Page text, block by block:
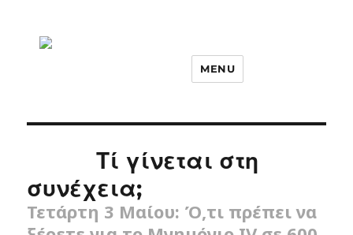
MENU
Τί γίνεται στη
συνέχεια;
Τετάρτη 3 Μαίου: Ό,τι πρέπει να